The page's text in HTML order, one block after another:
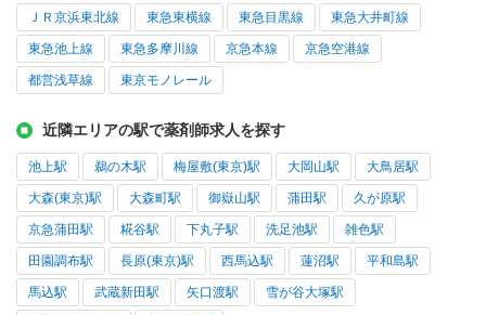
ＪＲ京浜東北線 東急東横線 東急目黒線 東急大井町線
東急池上線 東急多摩川線 京急本線 京急空港線
都営浅草線 東京モノレール
近隣エリアの駅で薬剤師求人を探す
池上駅 鵜の木駅 梅屋敷(東京)駅 大岡山駅 大鳥居駅
大森(東京)駅 大森町駅 御嶽山駅 蒲田駅 久が原駅
京急蒲田駅 糀谷駅 下丸子駅 洗足池駅 雑色駅
田園調布駅 長原(東京)駅 西馬込駅 蓮沼駅 平和島駅
馬込駅 武蔵新田駅 矢口渡駅 雪が谷大塚駅